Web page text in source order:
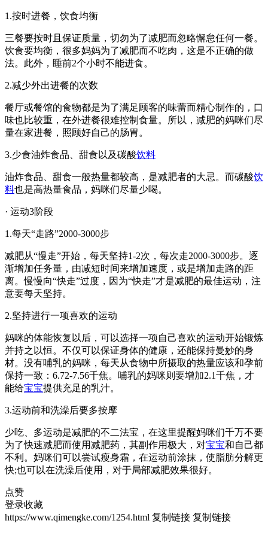
1.按时进餐，饮食均衡
三餐要按时且保证质量，切勿为了减肥而忽略懈怠任何一餐。
饮食要均衡，很多妈妈为了减肥而不吃肉，这是不正确的做
法。此外，睡前2个小时不能进食。
2.减少外出进餐的次数
餐厅或餐馆的食物都是为了满足顾客的味蕾而精心制作的，口
味也比较重，在外进餐很难控制食量。所以，减肥的妈咪们尽
量在家进餐，照顾好自己的肠胃。
3.少食油炸食品、甜食以及碳酸饮料
油炸食品、甜食一般热量都较高，是减肥者的大忌。而碳酸饮
料也是高热量食品，妈咪们尽量少喝。
· 运动3阶段
1.每天“走路”2000-3000步
减肥从“慢走”开始，每天坚持1-2次，每次走2000-3000步。逐
渐增加任务量，由减短时间来增加速度，或是增加走路的距
离。慢慢向“快走”过度，因为“快走”才是减肥的最佳运动，注
意要每天坚持。
2.坚持进行一项喜欢的运动
妈咪的体能恢复以后，可以选择一项自己喜欢的运动开始锻炼
并持之以恒。不仅可以保证身体的健康，还能保持曼妙的身
材。没有哺乳的妈咪，每天从食物中所摄取的热量应该和孕前
保持一致：6.72-7.56千焦。哺乳的妈咪则要增加2.1千焦，才
能给宝宝提供充足的乳汁。
3.运动前和洗澡后要多按摩
少吃、多运动是减肥的不二法宝，在这里提醒妈咪们千万不要
为了快速减肥而使用减肥药，其副作用极大，对宝宝和自己都
不利。妈咪们可以尝试瘦身霜，在运动前涂抹，使脂肪分解更
快;也可以在洗澡后使用，对于局部减肥效果很好。
点赞
登录收藏
https://www.qimengke.com/1254.html 复制链接 复制链接